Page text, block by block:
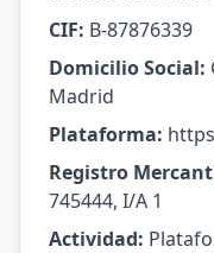
CIF: B-87876339
Domicilio Social:
Madrid
Plataforma:
Registro
745444, I/A 1
Actividad: